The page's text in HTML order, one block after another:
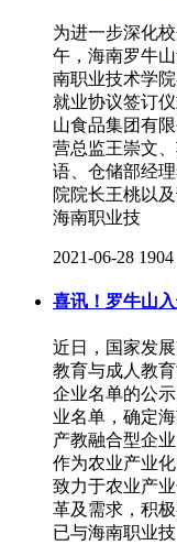
为进一步深化
午，海南罗牛
南职业技术学
就业协议签订
山食品集团有
营总监王崇文
语、仓储部经
院院长王桃以
海南职业技
2021-06-28 1904
喜讯！罗牛山
近日，国家发
教育与成人教
企业名单的公
业名单，确定
产教融合型企
作为农业产业
致力于农业产
革及需求，积
已与海南职业技